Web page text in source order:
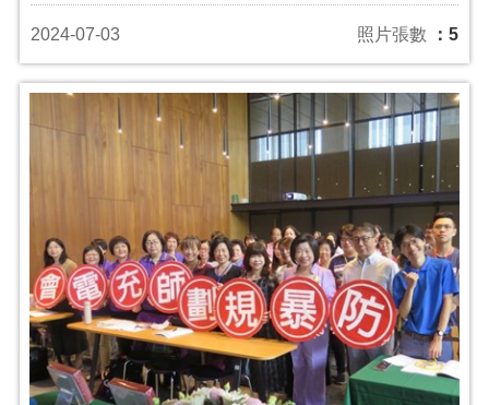
2024-07-03 照片張數 ：5